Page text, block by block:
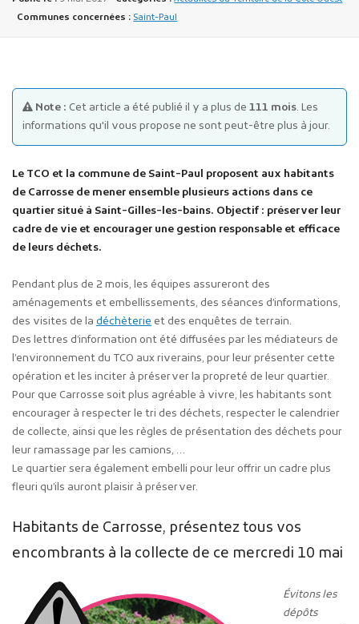
Projets financés par l'Europe
Communes concernées : Saint-Paul
Note : Cet article a été publié il y a plus de 111 mois. Les
informations qu'il vous propose ne sont peut-être plus à jour.
Le TCO et la commune de Saint-Paul proposent aux habitants
de Carrosse de mener ensemble plusieurs actions dans ce
quartier situé à Saint-Gilles-les-bains. Objectif : préserver leur
cadre de vie et encourager une gestion responsable et efficace
de leurs déchets.
Pendant plus de 2 mois, les équipes assureront des
aménagements et embellissements, des séances d’informations,
des visites de la déchèterie et des enquêtes de terrain.
Des lettres d’information ont été diffusées par les médiateurs de
l’environnement du TCO aux riverains, pour leur présenter cette
opération et les inciter à préserver la propreté de leur quartier.
Pour que Carrosse soit plus agréable à vivre, les habitants sont
encourager à respecter le tri des déchets, respecter le calendrier
de collecte, ainsi que les règles de présentation des déchets pour
leur ramassage par les camions, …
Le quartier sera également embelli pour leur offrir un cadre plus
fleuri qu’ils auront plaisir à préserver.
Habitants de Carrosse, présentez tous vos
encombrants à la collecte de ce mercredi 10 mai
Évitons les
dépôts